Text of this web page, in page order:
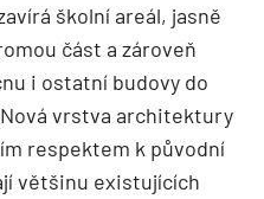
školní areál, jasně
část a zároveň
i ostatní budovy do
vrstva architektury
respektem k původní
většinu existujících